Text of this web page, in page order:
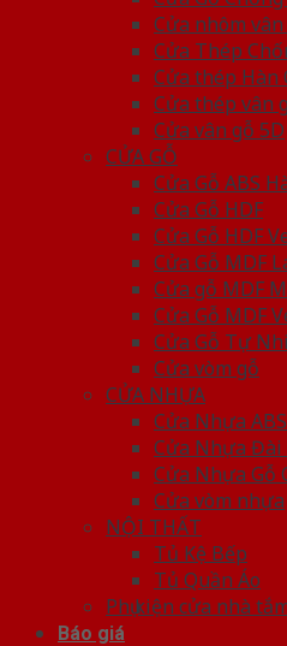
Cửa nhôm
Cửa Thép
Cửa thép Hàn
Cửa thép vân
Cửa vân gỗ 5D
CỬA GỖ
Cửa Gỗ ABS
Cửa Gỗ HDF
Cửa Gỗ HDF
Cửa Gỗ MDF
Cửa gỗ MDF
Cửa Gỗ MDF
Cửa Gỗ Tự
Cửa vòm gỗ
CỬA NHỰA
Cửa Nhựa
Cửa Nhựa Đài
Cửa Nhựa Gỗ
Cửa vòm nhựa
NỘI THẤT
Tủ Kệ Bếp
Tủ Quần Áo
Phụ kiện cửa nhà
Báo giá